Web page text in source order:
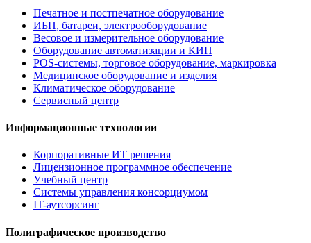
Печатное и постпечатное оборудование
ИБП, батареи, электрооборудование
Весовое и измерительное оборудование
Оборудование автоматизации и КИП
POS-системы, торговое оборудование, маркировка
Медицинское оборудование и изделия
Климатическое оборудование
Сервисный центр
Информационные технологии
Корпоративные ИТ решения
Лицензионное программное обеспечение
Учебный центр
Системы управления консорциумом
IT-аутсорсинг
Полиграфическое производство